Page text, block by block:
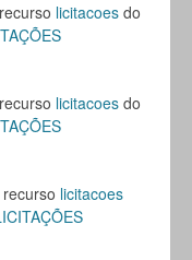
licitacoes do
licitacoes do
licitacoes